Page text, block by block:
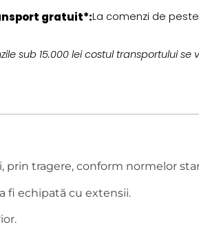
gratuit*:La comenzi de peste
sub 15.000 lei costul transportului
prin tragere, conform normelor
fi echipată cu extensii.